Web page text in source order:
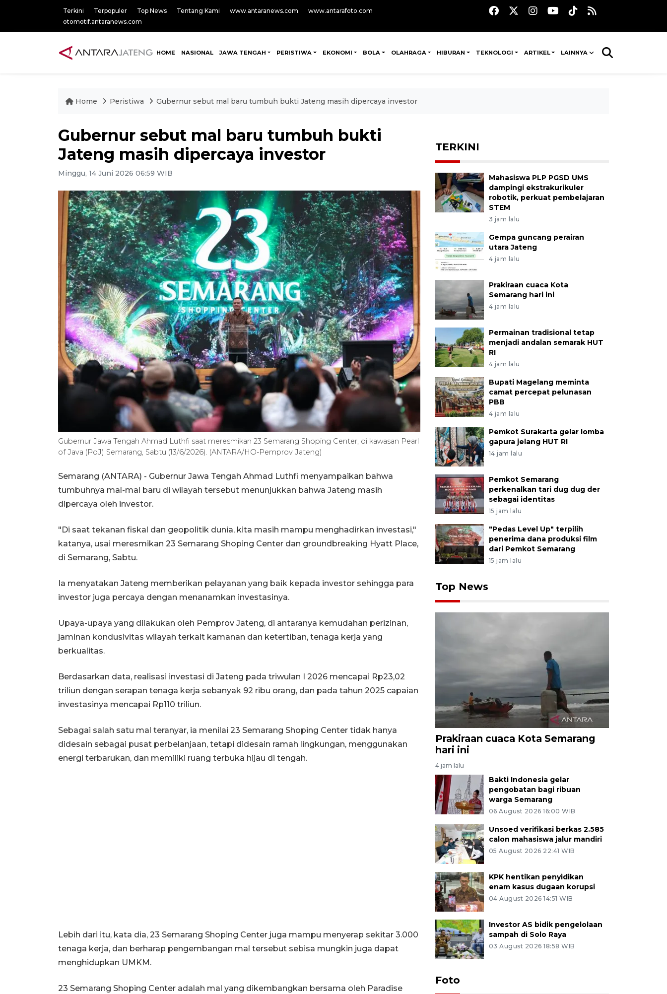
Terkini Terpopuler Top News Tentang Kami www.antaranews.com
www.antarafoto.com
otomotif.antaranews.com
HOME NASIONAL JAWA TENGAH PERISTIWA EKONOMI BOLA OLAHRAGA HIBURAN TEKNOLOGI ARTIKEL LAINNYA
Home Peristiwa Gubernur sebut mal baru tumbuh bukti Jateng masih dipercaya investor
Gubernur sebut mal baru tumbuh bukti
Jateng masih dipercaya investor
Minggu, 14 Juni 2026 06:59 WIB
Gubernur Jawa Tengah Ahmad Luthfi saat meresmikan 23 Semarang Shoping Center, di kawasan Pearl
of Java (PoJ) Semarang, Sabtu (13/6/2026). (ANTARA/HO-Pemprov Jateng)
Semarang (ANTARA) - Gubernur Jawa Tengah Ahmad Luthfi menyampaikan bahwa
tumbuhnya mal-mal baru di wilayah tersebut menunjukkan bahwa Jateng masih
dipercaya oleh investor.
"Di saat tekanan fiskal dan geopolitik dunia, kita masih mampu menghadirkan investasi,"
katanya, usai meresmikan 23 Semarang Shoping Center dan groundbreaking Hyatt Place,
di Semarang, Sabtu.
Ia menyatakan Jateng memberikan pelayanan yang baik kepada investor sehingga para
investor juga percaya dengan menanamkan investasinya.
Upaya-upaya yang dilakukan oleh Pemprov Jateng, di antaranya kemudahan perizinan,
jaminan kondusivitas wilayah terkait kamanan dan ketertiban, tenaga kerja yang
berkualitas.
Berdasarkan data, realisasi investasi di Jateng pada triwulan I 2026 mencapai Rp23,02
triliun dengan serapan tenaga kerja sebanyak 92 ribu orang, dan pada tahun 2025 capaian
investasinya mencapai Rp110 triliun.
Sebagai salah satu mal teranyar, ia menilai 23 Semarang Shoping Center tidak hanya
didesain sebagai pusat perbelanjaan, tetapi didesain ramah lingkungan, menggunakan
energi terbarukan, dan memiliki ruang terbuka hijau di tengah.
Lebih dari itu, kata dia, 23 Semarang Shoping Center juga mampu menyerap sekitar 3.000
tenaga kerja, dan berharap pengembangan mal tersebut sebisa mungkin juga dapat
menghidupkan UMKM.
23 Semarang Shoping Center adalah mal yang dikembangkan bersama oleh Paradise
TERKINI
Mahasiswa PLP PGSD UMS
dampingi ekstrakurikuler
robotik, perkuat pembelajaran
STEM
3 jam lalu
Gempa guncang perairan
utara Jateng
4 jam lalu
Prakiraan cuaca Kota
Semarang hari ini
4 jam lalu
Permainan tradisional tetap
menjadi andalan semarak HUT
RI
4 jam lalu
Bupati Magelang meminta
camat percepat pelunasan
PBB
4 jam lalu
Pemkot Surakarta gelar lomba
gapura jelang HUT RI
14 jam lalu
Pemkot Semarang
perkenalkan tari dug dug der
sebagai identitas
15 jam lalu
"Pedas Level Up" terpilih
penerima dana produksi film
dari Pemkot Semarang
15 jam lalu
Top News
Prakiraan cuaca Kota Semarang
hari ini
4 jam lalu
Bakti Indonesia gelar
pengobatan bagi ribuan
warga Semarang
06 August 2026 16:00 WIB
Unsoed verifikasi berkas 2.585
calon mahasiswa jalur mandiri
05 August 2026 22:41 WIB
KPK hentikan penyidikan
enam kasus dugaan korupsi
04 August 2026 14:51 WIB
Investor AS bidik pengelolaan
sampah di Solo Raya
03 August 2026 18:58 WIB
Foto